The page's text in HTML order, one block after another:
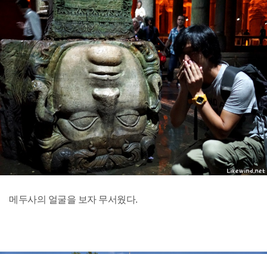
메두사의 얼굴을 보자 무서웠다.